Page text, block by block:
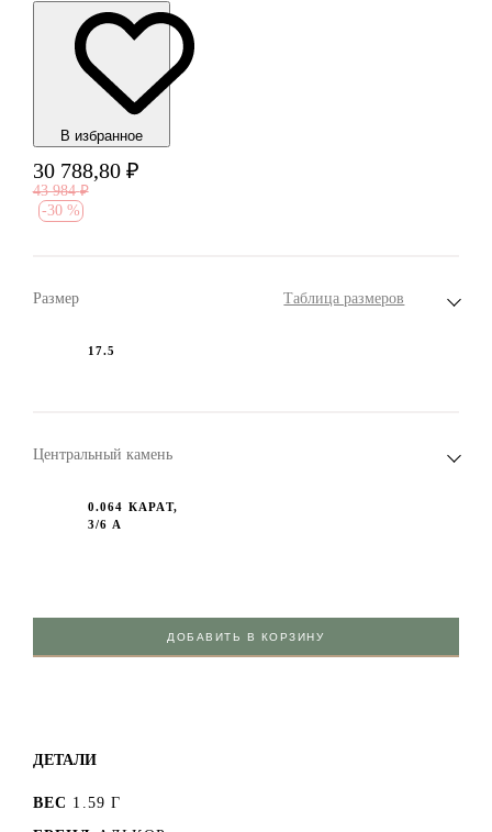
В избранноe
30 788,80 ₽
43 984 ₽
-30 %
Размер Таблица размеров
17.5
Центральный камень
0.064 КАРАТ,
3/6 А
ДОБАВИТЬ В КОРЗИНУ
ДЕТАЛИ
ВЕС 1.59 Г